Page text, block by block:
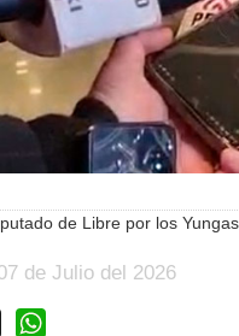
de Libre por los
de Julio del 2026